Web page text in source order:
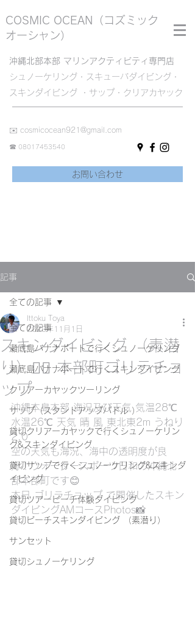
COSMIC OCEAN
（コズミック
オーシャン）
沖縄北部本部 マリンアクティビティ専門店
シュノーケリング・スキューバダイビング・
スキンダイビング ・サップ・クリアカヤック
✉️ cosmicocean921@gmail.com
☎︎ 08017453540
お問い合わせ
記事
全ての記事
瀬底島バナナボートで行くシュノーケリング
瀬底島バナナボートで行くスキンダイビング
クリアーカヤックツーリング
サップ（スタンドアップパドル ）
貸切クリアーカヤックで行くシュノーケリン
グ&スキンダイビング
貸切サップで行くシュノーケリング&スキンダ
イビング
貸切ツアービーチ体験ダイビング
貸切ビーチスキンダイビング （素潜り）
サンセット
貸切シュノーケリング
全ての記事
スキンダイビング （素潜
り）🧜‍♀️ 本部町ゴリラチョ
ップ
Ittoku Toya
2020年11月1日
沖縄本島本部 海況及び天気 気温28℃
水温26℃ 天気 晴 風 東北東2m うねり
2.0
空の天気も海況、海中の透明度が良
好！ウォータースポーツ日和の沖縄北
部本部町です😊
本日 ゴリラチョップ で開催したスキン
ダイビングAMコースPhotos📸